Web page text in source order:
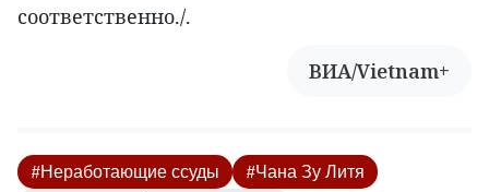
соответственно./.
ВИА/Vietnam+
#Неработающие ссуды
#Чана Зу Литя